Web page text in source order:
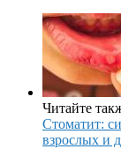
Читайте
Стоматит:
взрослых и